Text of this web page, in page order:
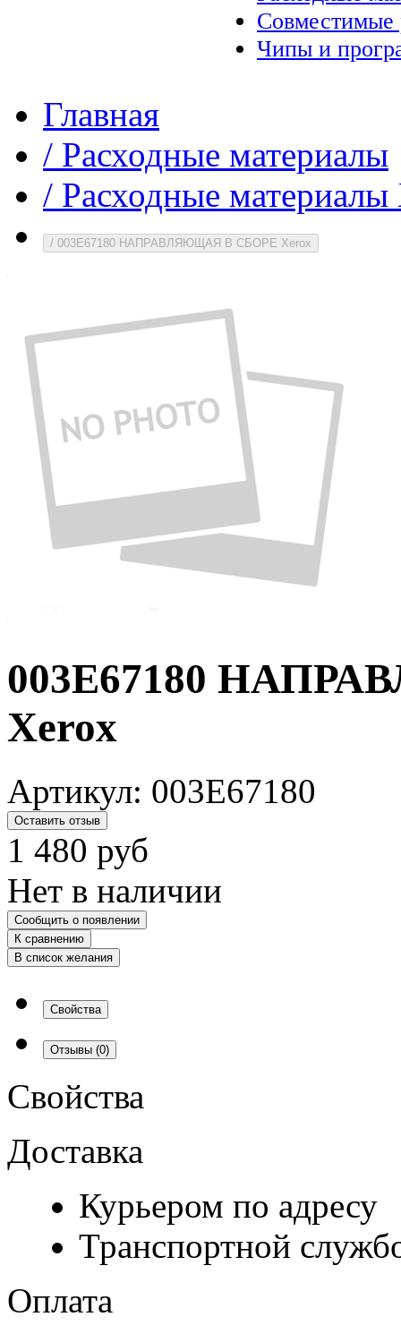
Совместимые
Чипы и
Главная
/ Расходные материалы
/ Расходные
/ 003E67180 НАПРАВЛЯЮЩАЯ В СБОРЕ Xerox
003E67180
Xerox
Артикул: 003E67180
Оставить отзыв
1 480 руб
Нет в наличии
Сообщить о появлении
К сравнению
В список желания
Свойства
Отзывы (0)
Свойства
Доставка
Курьером по адресу
Транспортной
Оплата